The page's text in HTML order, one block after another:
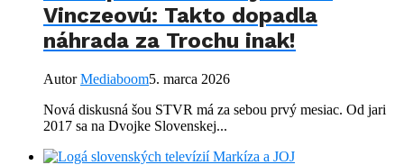
Vinczeovú: Takto dopadla
náhrada za Trochu inak!
AutorMediaboom5. marca 2026
Nová diskusná šou STVR má za sebou prvý mesiac. Od jari
2017 sa na Dvojke Slovenskej...